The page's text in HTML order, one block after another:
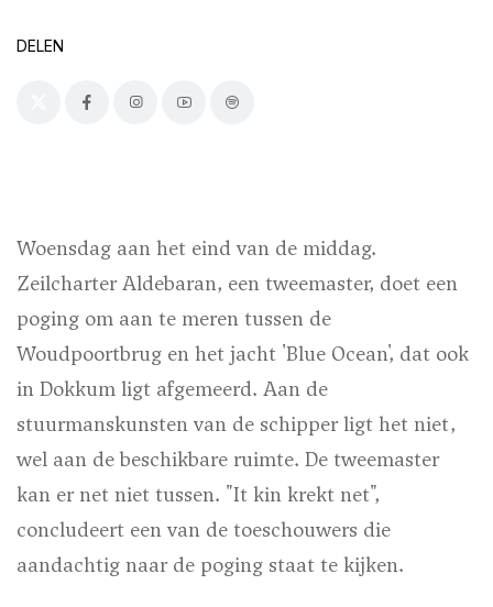
DELEN
Woensdag aan het eind van de middag.
Zeilcharter Aldebaran, een tweemaster, doet een
poging om aan te meren tussen de
Woudpoortbrug en het jacht 'Blue Ocean', dat ook
in Dokkum ligt afgemeerd. Aan de
stuurmanskunsten van de schipper ligt het niet,
wel aan de beschikbare ruimte. De tweemaster
kan er net niet tussen. "It kin krekt net",
concludeert een van de toeschouwers die
aandachtig naar de poging staat te kijken.